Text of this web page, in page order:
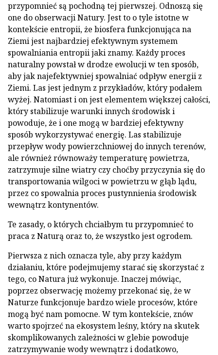
przypomnieć są pochodną tej pierwszej. Odnoszą się
one do obserwacji Natury. Jest to o tyle istotne w
kontekście entropii, że biosfera funkcjonująca na
Ziemi jest najbardziej efektywnym systemem
spowalniania entropii jaki znamy. Każdy proces
naturalny powstał w drodze ewolucji w ten sposób,
aby jak najefektywniej spowalniać odpływ energii z
Ziemi. Las jest jednym z przykładów, który podałem
wyżej. Natomiast i on jest elementem większej całości,
który stabilizuje warunki innych środowisk i
powoduje, że i one mogą w bardziej efektywny
sposób wykorzystywać energię. Las stabilizuje
przepływ wody powierzchniowej do innych terenów,
ale również równoważy temperaturę powietrza,
zatrzymuje silne wiatry czy choćby przyczynia się do
transportowania wilgoci w powietrzu w głąb lądu,
przez co spowalnia proces pustynnienia środowisk
wewnątrz kontynentów.
Te zasady, o których chciałbym tu przypomnieć to
praca z Naturą oraz to, że wszystko jest ogrodem.
Pierwsza z nich oznacza tyle, aby przy każdym
działaniu, które podejmujemy starać się skorzystać z
tego, co Natura już wykonuje. Inaczej mówiąc,
poprzez obserwację możemy przekonać się, że w
Naturze funkcjonuje bardzo wiele procesów, które
mogą być nam pomocne. W tym kontekście, znów
warto spojrzeć na ekosystem leśny, który na skutek
skomplikowanych zależności w glebie powoduje
zatrzymywanie wody wewnątrz i dodatkowo,